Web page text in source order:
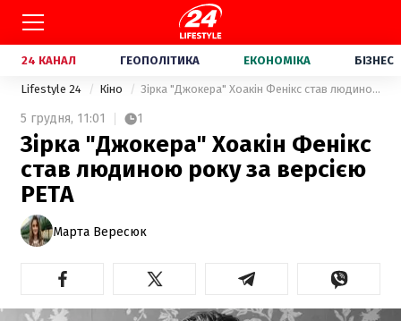
24 КАНАЛ ГЕОПОЛІТИКА ЕКОНОМІКА БІЗНЕС
Lifestyle 24 Кіно Зірка "Джокера" Хоакін Фенікс став людиною року за версією PETA
5 грудня, 11:01 1
Зірка "Джокера" Хоакін Фенікс
став людиною року за версією
PETA
Марта Вересюк